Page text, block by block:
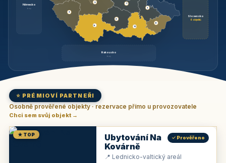
Německo
brzy
Slovensko
6 objektů
Rakousko
brzy
3
9
3
1
2
11
1
6
⭐ PRÉMIOVÍ PARTNEŘI
Osobně prověřené objekty · rezervace přímo u provozovatele
Chci sem svůj objekt →
★ TOP
Ubytování Na
Kovárně
✓ Prověřeno
📍 Lednicko-valtický areál